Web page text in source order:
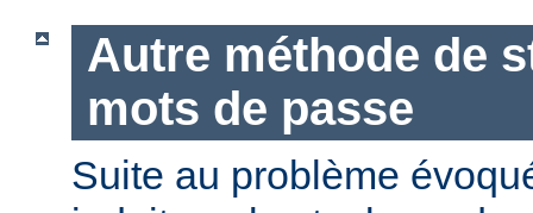
Autre méthode de
mots de passe
Suite au problème